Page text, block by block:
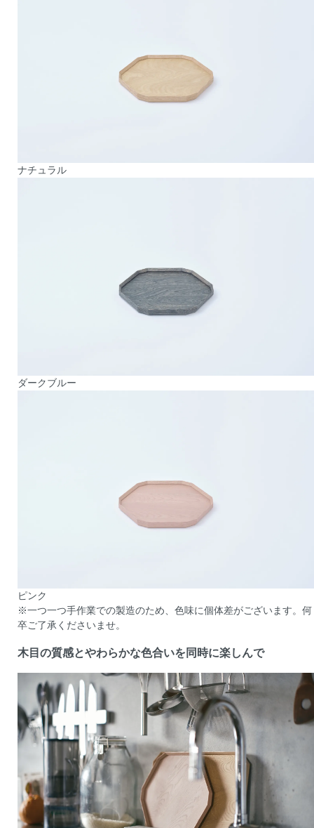
ナチュラル
ダークブルー
ピンク
※一つ一つ手作業での製造のため、色味に個体差がございます。何
卒ご了承くださいませ。
木目の質感とやわらかな色合いを同時に楽しんで